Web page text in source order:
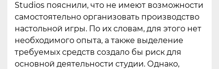
Studios пояснили, что не имеют возможности
самостоятельно организовать производство
настольной игры. По их словам, для этого нет
необходимого опыта, а также выделение
требуемых средств создало бы риск для
основной деятельности студии. Однако,